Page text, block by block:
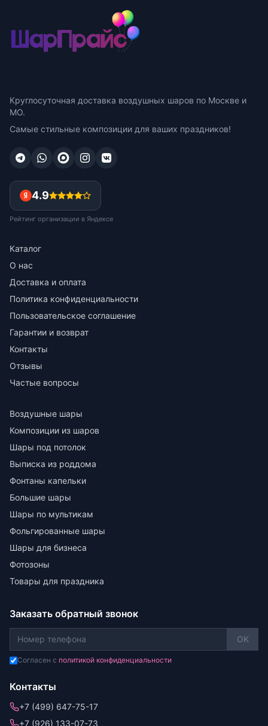
Круглосуточная доставка воздушных шаров по Москве и
МО.
Самые стильные композиции для ваших праздников!
4.9
Рейтинг организации в Яндексе
Каталог
О нас
Доставка и оплата
Политика конфиденциальности
Пользовательское соглашение
Гарантии и возврат
Контакты
Отзывы
Частые вопросы
Воздушные шары
Композиции из шаров
Шары под потолок
Выписка из роддома
Фонтаны капельки
Большие шары
Шары по мультикам
Фольгированные шары
Шары для бизнеса
Фотозоны
Товары для праздника
Заказать обратный звонок
OK
Согласен с политикой конфиденциальности
Контакты
+7 (499) 647-75-17
+7 (926) 133-07-73